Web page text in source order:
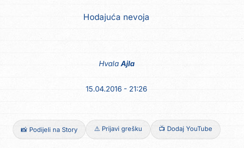
HvalaAjla
15.04.2016 - 21:26
📸 Podijeli na Story ⚠️ Prijavi grešku 📺 Dodaj YouTube